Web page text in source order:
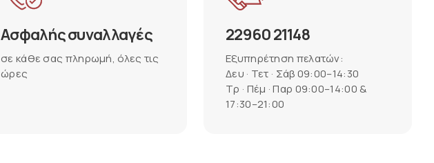
Ασφαλής συναλλαγές
σε κάθε σας πληρωμή, όλες τις
ώρες
22960 21148
Εξυπηρέτηση πελατών:
Δευ · Τετ · Σάβ 09:00–14:30
Τρ · Πέμ · Παρ 09:00–14:00 &
17:30–21:00